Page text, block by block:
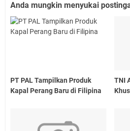
Anda mungkin menyukai
PT PAL Tampilkan Produk
Kapal Perang Baru di Filipina
TNI